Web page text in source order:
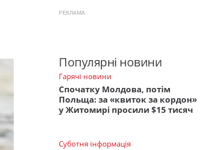
РЕКЛАМА
Популярні новини
Гарячі новини
Спочатку Молдова, потім
Польща: за «квиток за кордон»
у Житомирі просили $15 тисяч
Суботня інформація